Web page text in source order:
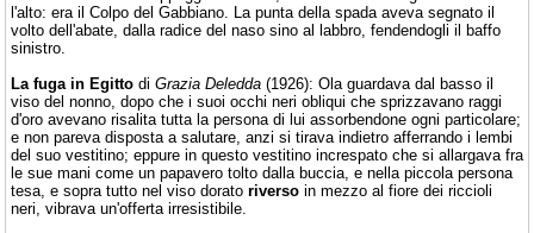
l'alto: era il Colpo del Gabbiano. La punta della spada aveva segnato il
volto dell'abate, dalla radice del naso sino al labbro, fendendogli il baffo
sinistro.
La fuga in Egitto di Grazia Deledda (1926): Ola guardava dal basso il
viso del nonno, dopo che i suoi occhi neri obliqui che sprizzavano raggi
d'oro avevano risalita tutta la persona di lui assorbendone ogni particolare;
e non pareva disposta a salutare, anzi si tirava indietro afferrando i lembi
del suo vestitino; eppure in questo vestitino increspato che si allargava fra
le sue mani come un papavero tolto dalla buccia, e nella piccola persona
tesa, e sopra tutto nel viso dorato riverso in mezzo al fiore dei riccioli
neri, vibrava un'offerta irresistibile.